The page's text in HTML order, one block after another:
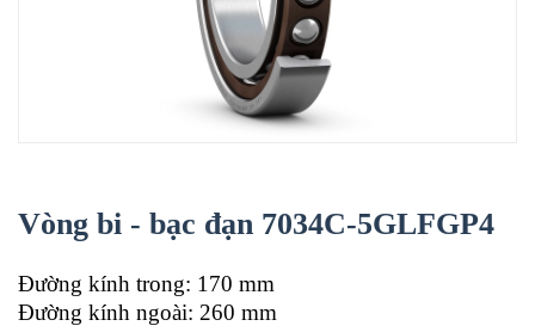
Vòng bi - bạc đạn 7034C-5GLFGP4
Đường kính trong: 170 mm
Đường kính ngoài: 260 mm